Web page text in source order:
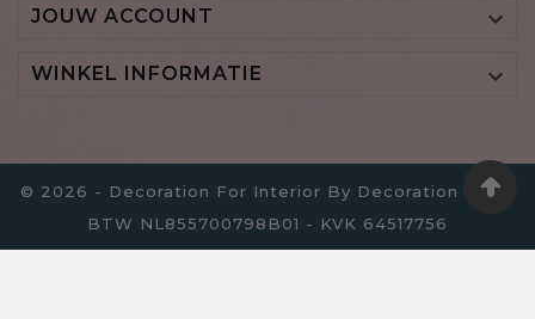
JOUW ACCOUNT 
WINKEL INFORMATIE 
© 2026 - Decoration For Interior By Decoration B.V. -
BTW NL855700798B01 - KVK 64517756